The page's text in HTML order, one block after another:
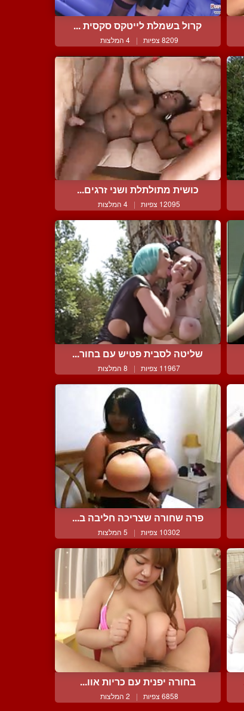
קרול בשמלת לייטקס סקסית ...
8209 צפיות | 4 המלצות
כושית מתולתלת ושני זרגים...
12095 צפיות | 4 המלצות
שליטה לסבית פטיש עם בחור...
11967 צפיות | 8 המלצות
פרה שחורה שצריכה חליבה ב...
10302 צפיות | 5 המלצות
בחורה יפנית עם כריות אוו...
6858 צפיות | 2 המלצות